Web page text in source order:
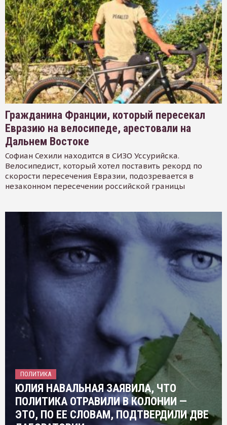
Гражданина Франции, который пересекал
Евразию на велосипеде, арестовали на
Дальнем Востоке
Софиан Сехили находится в СИЗО Уссурийска.
Велосипедист, который хотел поставить рекорд по
скорости пересечения Евразии, подозревается в
незаконном пересечении российской границы
ПОЛИТИКА
ЮЛИЯ НАВАЛЬНАЯ ЗАЯВИЛА, ЧТО
ПОЛИТИКА ОТРАВИЛИ В КОЛОНИИ —
ЭТО, ПО ЕЕ СЛОВАМ, ПОДТВЕРДИЛИ ДВЕ